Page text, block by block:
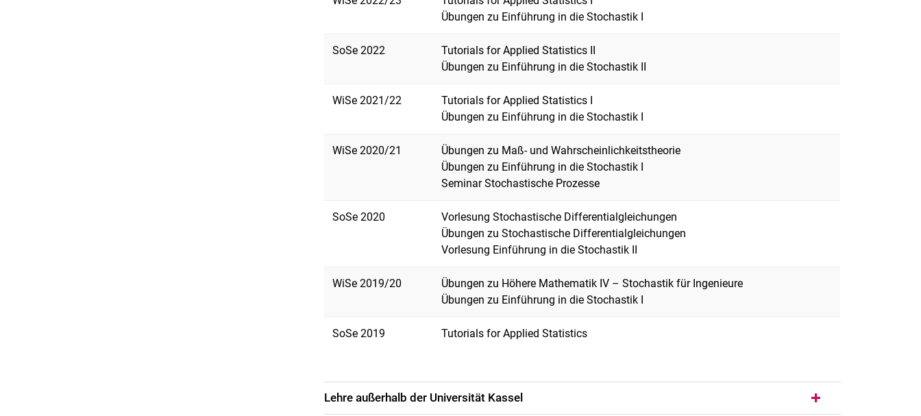
Übungen zu Einführung in die Stochastik I
SoSe 2022
Tutorials for Applied Statistics II
Übungen zu Einführung in die Stochastik II
WiSe 2021/22
Tutorials for Applied Statistics I
Übungen zu Einführung in die Stochastik I
WiSe 2020/21
Übungen zu Maß- und Wahrscheinlichkeitstheorie
Übungen zu Einführung in die Stochastik I
Seminar Stochastische Prozesse
SoSe 2020
Vorlesung Stochastische Differentialgleichungen
Übungen zu Stochastische Differentialgleichungen
Vorlesung Einführung in die Stochastik II
WiSe 2019/20
Übungen zu Höhere Mathematik IV – Stochastik für Ingenieure
Übungen zu Einführung in die Stochastik I
SoSe 2019 Tutorials for Applied Statistics
Lehre außerhalb der Universität Kassel